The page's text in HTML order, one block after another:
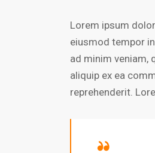
Lorem ipsum
eiusmod tempor
ad minim veniam,
aliquip ex ea
reprehenderit.